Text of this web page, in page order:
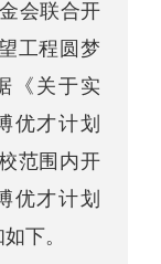
会联合开
工程圆梦
《关于实
优才计划
范围内开
优才计划
下。